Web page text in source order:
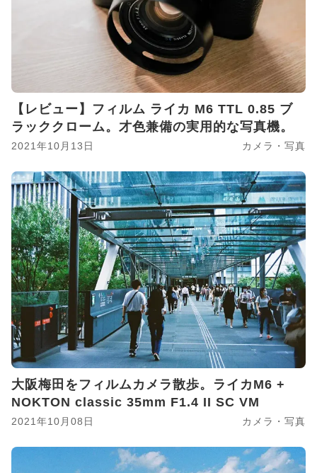
【レビュー】フィルム ライカ M6 TTL 0.85 ブ
ラッククローム。才色兼備の実用的な写真機。
2021年10月13日 カメラ・写真
大阪梅田をフィルムカメラ散歩。ライカM6 +
NOKTON classic 35mm F1.4 II SC VM
2021年10月08日 カメラ・写真